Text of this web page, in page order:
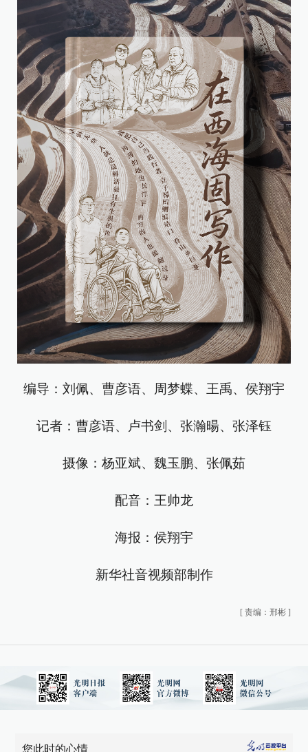
编导：刘佩、曹彦语、周梦蝶、王禹、侯翔宇
记者：曹彦语、卢书剑、张瀚暘、张泽钰
摄像：杨亚斌、魏玉鹏、张佩茹
配音：王帅龙
海报：侯翔宇
新华社音视频部制作
[ 责编：邢彬 ]
您此时的心情